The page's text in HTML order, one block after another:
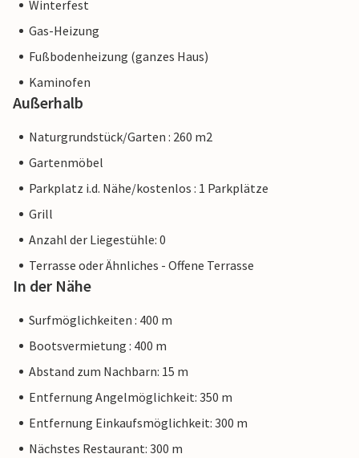
Winterfest
Gas-Heizung
Fußbodenheizung (ganzes Haus)
Kaminofen
Außerhalb
Naturgrundstück/Garten : 260 m2
Gartenmöbel
Parkplatz i.d. Nähe/kostenlos : 1 Parkplätze
Grill
Anzahl der Liegestühle: 0
Terrasse oder Ähnliches - Offene Terrasse
In der Nähe
Surfmöglichkeiten : 400 m
Bootsvermietung : 400 m
Abstand zum Nachbarn: 15 m
Entfernung Angelmöglichkeit: 350 m
Entfernung Einkaufsmöglichkeit: 300 m
Nächstes Restaurant: 300 m